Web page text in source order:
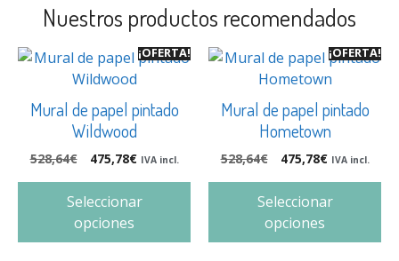
Nuestros productos recomendados
¡OFERTA!
Mural de papel pintado
Wildwood
528,64€ 475,78€ IVA incl.
Seleccionar
opciones
¡OFERTA!
Mural de papel pintado
Hometown
528,64€ 475,78€ IVA incl.
Seleccionar
opciones